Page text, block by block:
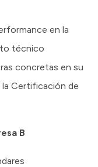
en la
técnico
concretas en su
la Certificación de
B